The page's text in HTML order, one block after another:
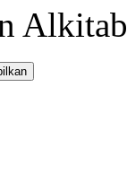
Alkitab